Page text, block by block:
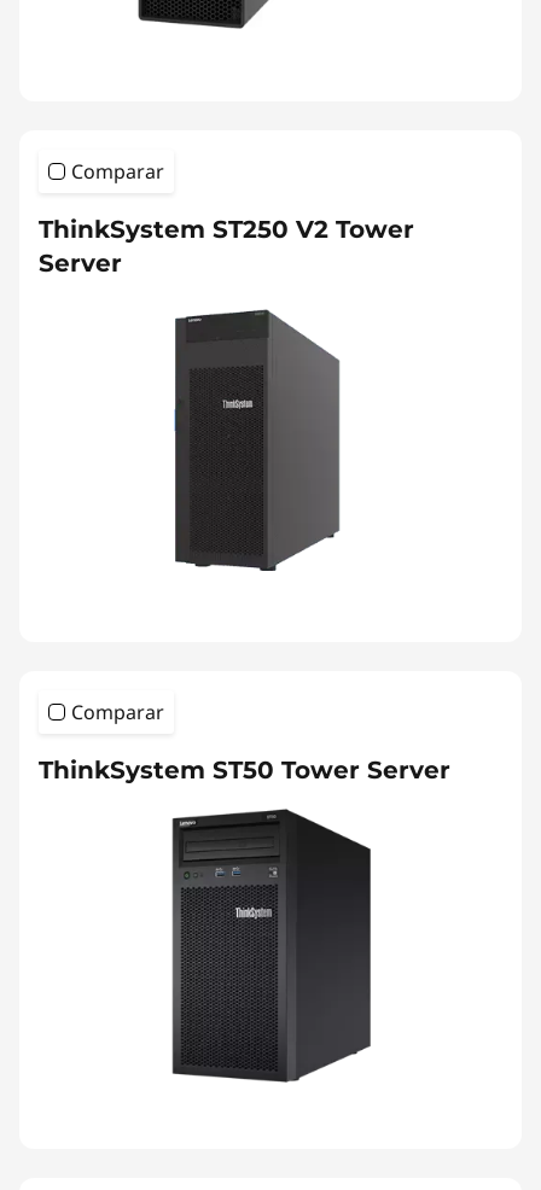
Comparar
ThinkSystem ST250 V2 Tower
Server
Comparar
ThinkSystem ST50 Tower Server